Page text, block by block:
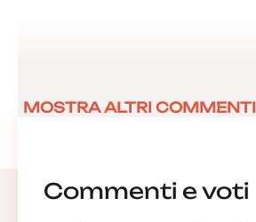
Commenti e voti
MOSTRA ALTRI COMMENTI